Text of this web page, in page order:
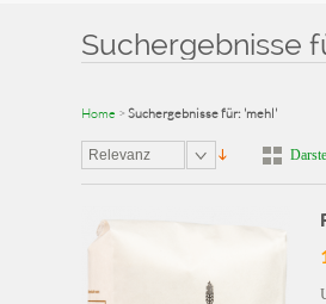
Suchergebnisse
Home > Suchergebnisse für: 'mehl'
Relevanz